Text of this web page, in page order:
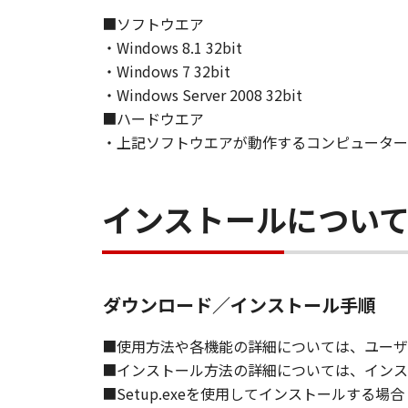
RESPONSIBLE FOR MAINTAINING
SUPPORT FOR THE SOFTWARE
7. DISCLAIMER OF WARRANTIES
[NO WARRANTY] THE SOFTWARE
INCLUDING, BUT NOT LIMITED TO
THE ENTIRE RISK AS TO THE
THIS WARRANTY GIVES YOU
WARRANT THAT THE FUNCTIONS
[NO LIABILITY FOR DAMAGES] IN
DISTRIBUTORS DEALERS OR
■ソフトウエア
・Windows 8.1 32bit
・Windows 7 32bit
・Windows Server 2008 32bit
■ハードウエア
・上記ソフトウエアが動作するコンピューター
インストールについて
ダウンロード／インストール手順
■使用方法や各機能の詳細については、ユー
■インストール方法の詳細については、イン
■Setup.exeを使用してインストールする場合